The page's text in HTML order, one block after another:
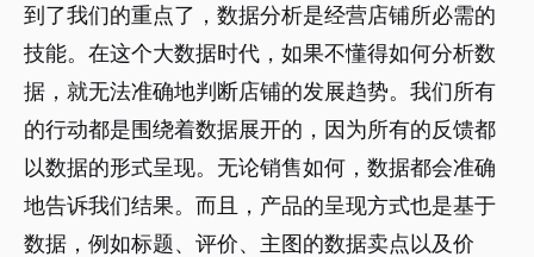
到了我们的重点了，数据分析是经营店铺所必需的
技能。在这个大数据时代，如果不懂得如何分析数
据，就无法准确地判断店铺的发展趋势。我们所有
的行动都是围绕着数据展开的，因为所有的反馈都
以数据的形式呈现。无论销售如何，数据都会准确
地告诉我们结果。而且，产品的呈现方式也是基于
数据，例如标题、评价、主图的数据卖点以及价